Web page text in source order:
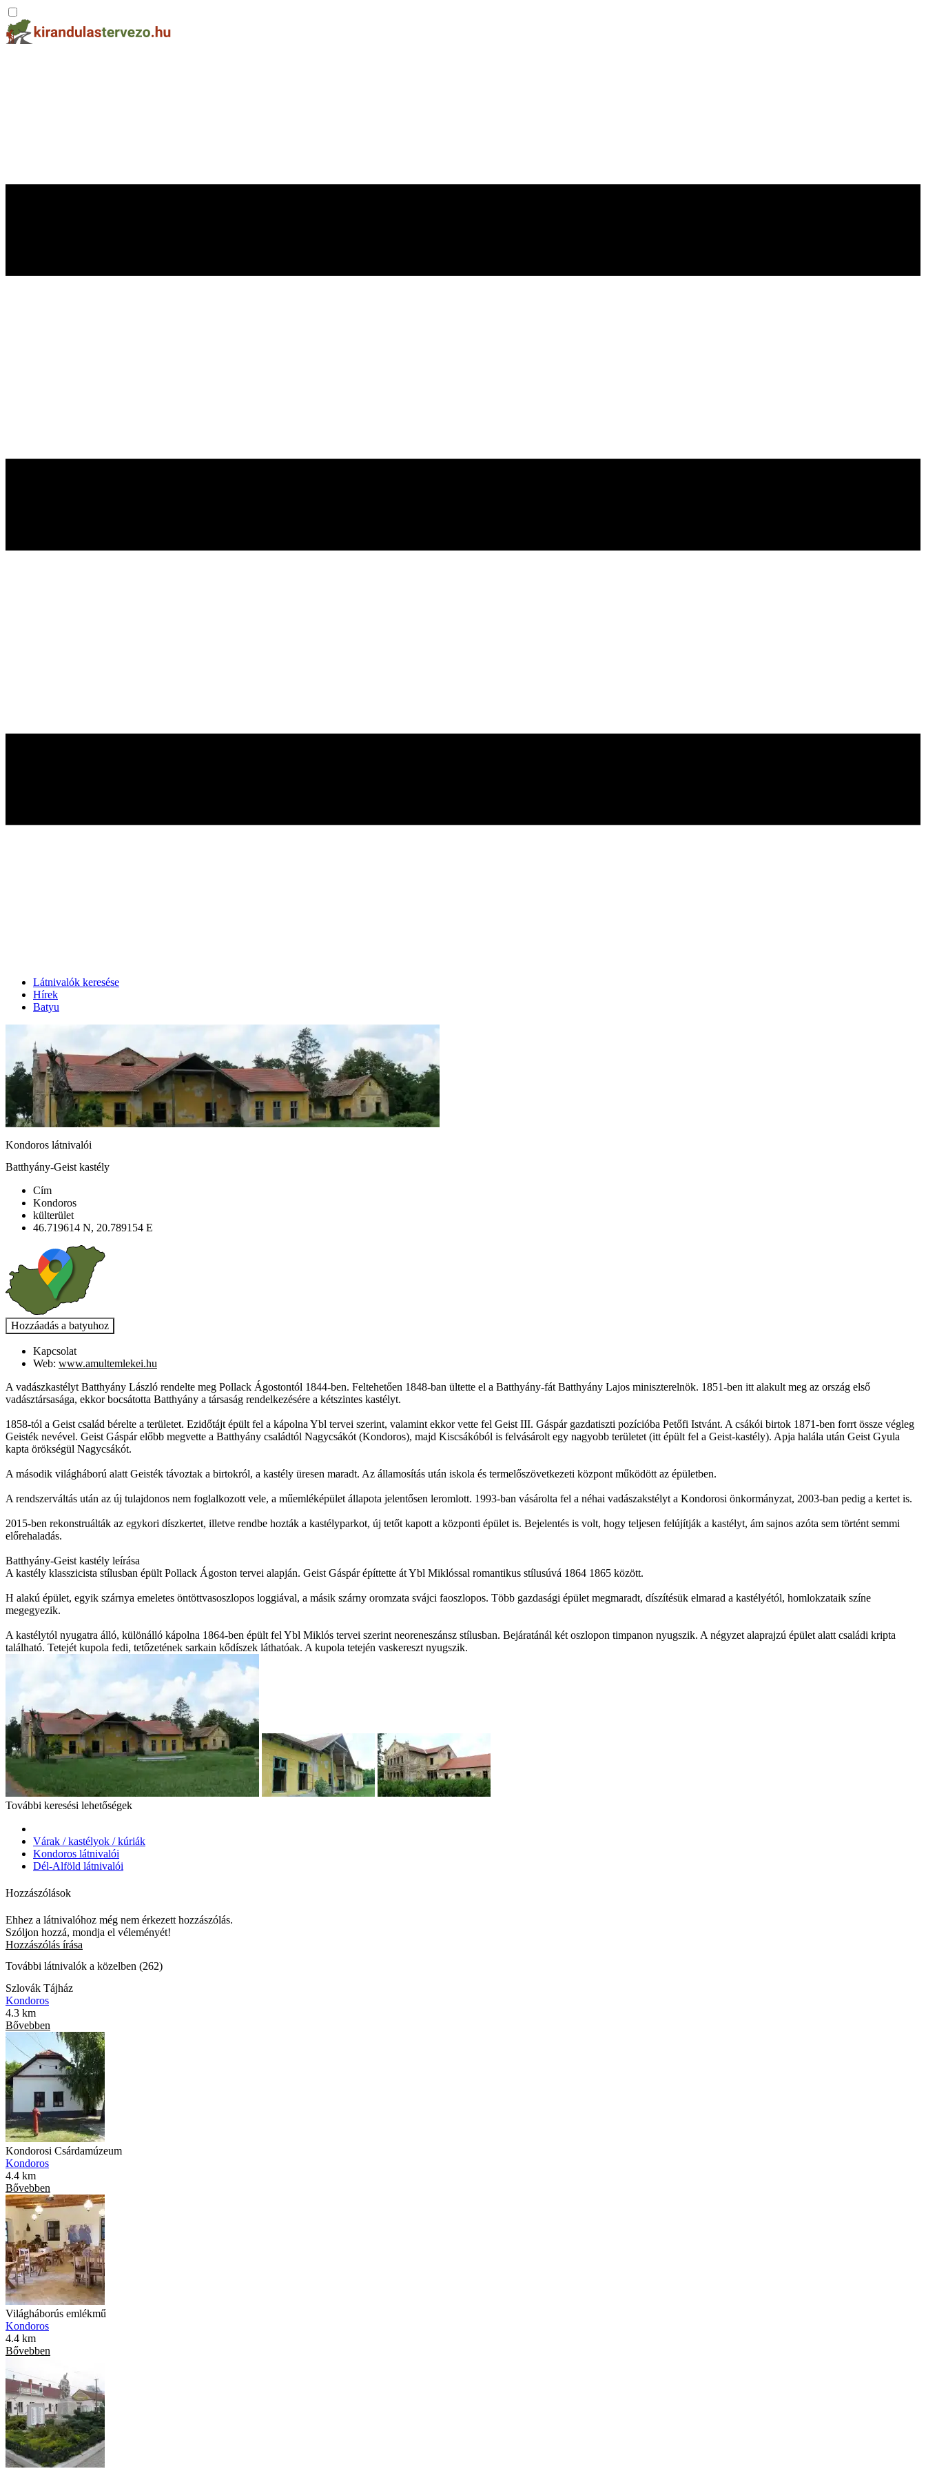
Látnivalók keresése
Hírek
Batyu
Kondoros látnivalói
Batthyány-Geist kastély
Cím
Kondoros
külterület
46.719614 N, 20.789154 E
Kapcsolat
Web: www.amultemlekei.hu
A vadászkastélyt Batthyány László rendelte meg Pollack Ágostontól 1844-ben. Feltehetően 1848-ban ültette el a Batthyány-fát Batthyány Lajos miniszterelnök. 1851-ben itt alakult meg az ország első
vadásztársasága, ekkor bocsátotta Batthyány a társaság rendelkezésére a kétszintes kastélyt.
1858-tól a Geist család bérelte a területet. Ezidőtájt épült fel a kápolna Ybl tervei szerint, valamint ekkor vette fel Geist III. Gáspár gazdatiszti pozícióba Petőfi Istvánt. A csákói birtok 1871-ben forrt össze végleg
Geisték nevével. Geist Gáspár előbb megvette a Batthyány családtól Nagycsákót (Kondoros), majd Kiscsákóból is felvásárolt egy nagyobb területet (itt épült fel a Geist-kastély). Apja halála után Geist Gyula
kapta örökségül Nagycsákót.
A második világháború alatt Geisték távoztak a birtokról, a kastély üresen maradt. Az államosítás után iskola és termelőszövetkezeti központ működött az épületben.
A rendszerváltás után az új tulajdonos nem foglalkozott vele, a műemléképület állapota jelentősen leromlott. 1993-ban vásárolta fel a néhai vadászakstélyt a Kondorosi önkormányzat, 2003-ban pedig a kertet is.
2015-ben rekonstruálták az egykori díszkertet, illetve rendbe hozták a kastélyparkot, új tetőt kapott a központi épület is. Bejelentés is volt, hogy teljesen felújítják a kastélyt, ám sajnos azóta sem történt semmi
előrehaladás.
Batthyány-Geist kastély leírása
A kastély klasszicista stílusban épült Pollack Ágoston tervei alapján. Geist Gáspár építtette át Ybl Miklóssal romantikus stílusúvá 1864 1865 között.
H alakú épület, egyik szárnya emeletes öntöttvasoszlopos loggiával, a másik szárny oromzata svájci faoszlopos. Több gazdasági épület megmaradt, díszítésük elmarad a kastélyétól, homlokzataik színe
megegyezik.
A kastélytól nyugatra álló, különálló kápolna 1864-ben épült fel Ybl Miklós tervei szerint neoreneszánsz stílusban. Bejáratánál két oszlopon timpanon nyugszik. A négyzet alaprajzú épület alatt családi kripta
található. Tetejét kupola fedi, tetőzetének sarkain kődíszek láthatóak. A kupola tetején vaskereszt nyugszik.
További keresési lehetőségek
Várak / kastélyok / kúriák
Kondoros látnivalói
Dél-Alföld látnivalói
Hozzászólások
Ehhez a látnivalóhoz még nem érkezett hozzászólás.
Szóljon hozzá, mondja el véleményét!
Hozzászólás írása
További látnivalók a közelben (262)
Szlovák Tájház
Kondoros
4.3 km
Bővebben
Kondorosi Csárdamúzeum
Kondoros
4.4 km
Bővebben
Világháborús emlékmű
Kondoros
4.4 km
Bővebben